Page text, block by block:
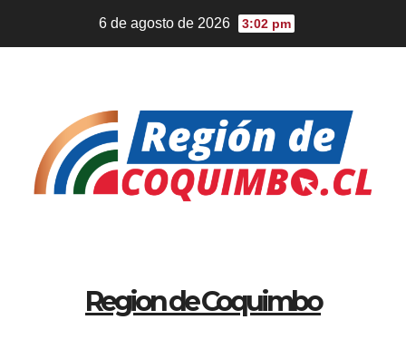
6 de agosto de 2026 3:02 pm
Region de Coquimbo